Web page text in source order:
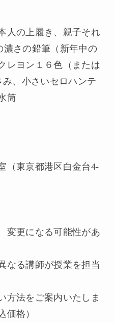
人の上履き、親子それ
濃さの鉛筆（新年中の
レヨン１６色（または
、小さいセロハンテ
筒
（東京都港区白金台4-
変更になる可能性があ
なる講師が授業を担当
方法をご案内いたしま
価格）